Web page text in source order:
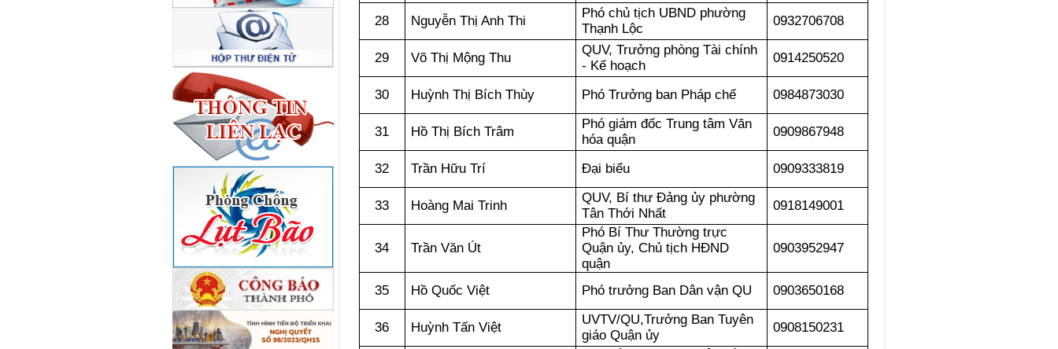
28 Nguyễn Thị Anh Thi
Phó chủ tịch UBND phường
Thạnh Lộc
0932706708
29 Võ Thị Mộng Thu
QUV, Trưởng phòng Tài chính
- Kế hoạch
0914250520
30 Huỳnh Thị Bích Thùy Phó Trưởng ban Pháp chế 0984873030
31 Hồ Thị Bích Trâm
Phó giám đốc Trung tâm Văn
hóa quận
0909867948
32 Trần Hữu Trí Đại biểu 0909333819
33 Hoàng Mai Trinh
QUV, Bí thư Đảng ủy phường
Tân Thới Nhất
0918149001
34 Trần Văn Út
Phó Bí Thư Thường trực
Quận ủy, Chủ tịch HĐND
quận
0903952947
35 Hồ Quốc Việt Phó trưởng Ban Dân vận QU 0903650168
36 Huỳnh Tấn Việt
UVTV/QU,Trưởng Ban Tuyên
giáo Quận ủy
0908150231